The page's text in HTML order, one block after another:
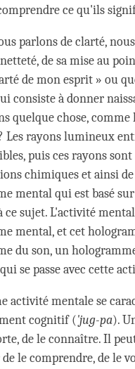
ce qu'ils
parlons de clarté,
netteté, de sa mise au
de mon esprit » ou
consiste à donner
quelque chose,
Les rayons lumineux
puis ces rayons
chimiques et ainsi
mental qui est basé
ce sujet. L'activité
mental, et cet
du son, un
se passe avec cette
activité mentale se
cognitif ('jug-pa).
de le connaître. Il
de le comprendre, de le